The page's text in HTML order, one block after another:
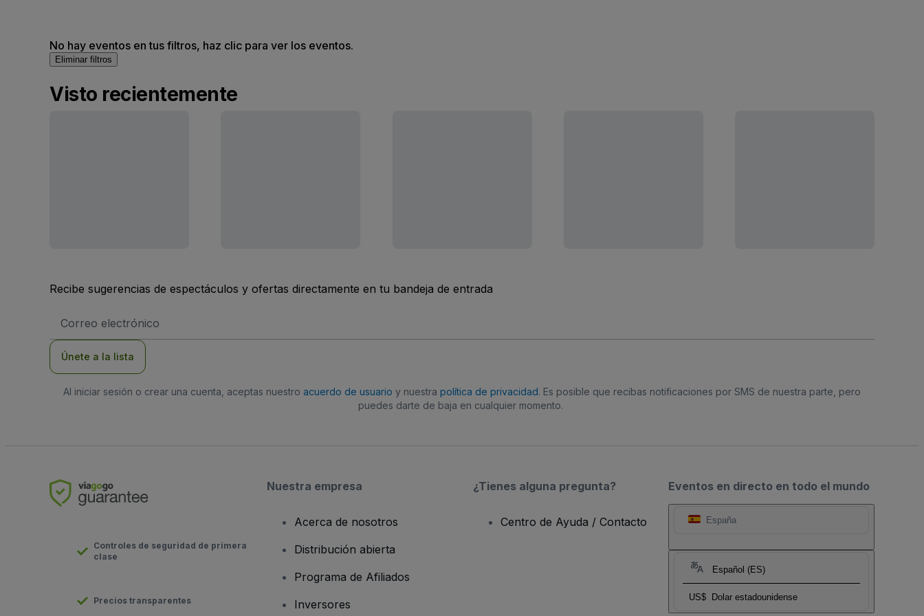
No hay eventos en tus filtros, haz clic para ver los eventos.
Eliminar filtros
Visto recientemente
Recibe sugerencias de espectáculos y ofertas directamente en tu bandeja de entrada
de
Únete a la lista
Al iniciar sesión o crear una cuenta, aceptas nuestro acuerdo de usuario y nuestra política de privacidad. Es posible que recibas notificaciones por SMS de nuestra parte, pero
puedes darte de baja en cualquier momento.
Eventos en directo en todo el mundo
España
Español (ES)
US$ Dolar estadounidense
Controles de seguridad de primera
clase
Precios transparentes
Nuestra empresa
Acerca de nosotros
Distribución abierta
Programa de Afiliados
Inversores
¿Tienes alguna pregunta?
Centro de Ayuda / Contacto